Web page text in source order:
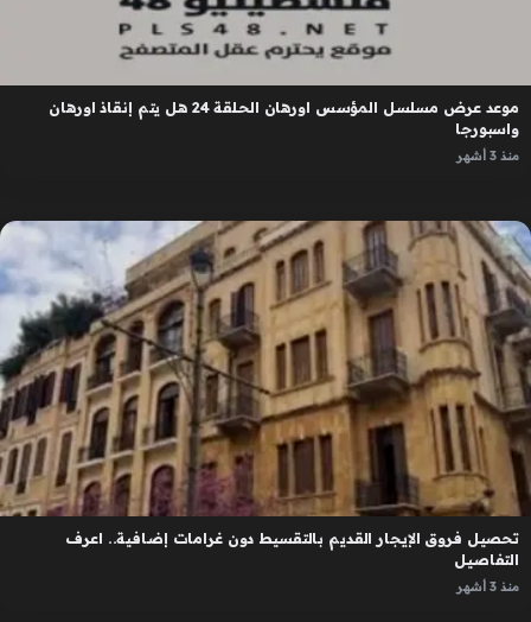
موعد عرض مسلسل المؤسس اورهان الحلقة 24 هل يتم إنقاذ اورهان
واسبورجا
منذ 3 أشهر
تحصيل فروق الإيجار القديم بالتقسيط دون غرامات إضافية.. اعرف
التفاصيل
منذ 3 أشهر